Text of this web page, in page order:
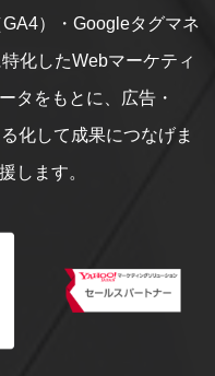
）・Googleタグマネ
化したWebマーケティ
タをもとに、広告・
化して成果につなげま
します。